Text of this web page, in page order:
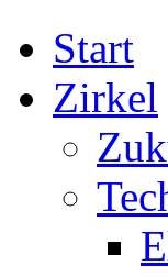
Start
Zirkel